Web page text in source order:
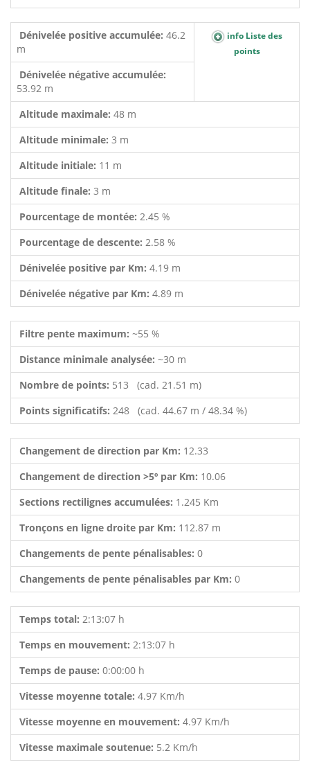
Dénivelée positive accumulée: 46.2
m
info Liste des
points
Dénivelée négative accumulée:
53.92 m
Altitude maximale: 48 m
Altitude minimale: 3 m
Altitude initiale: 11 m
Altitude finale: 3 m
Pourcentage de montée: 2.45 %
Pourcentage de descente: 2.58 %
Dénivelée positive par Km: 4.19 m
Dénivelée négative par Km: 4.89 m
Filtre pente maximum: ~55 %
Distance minimale analysée: ~30 m
Nombre de points: 513 (cad. 21.51 m)
Points significatifs: 248 (cad. 44.67 m / 48.34 %)
Changement de direction par Km: 12.33
Changement de direction >5º par Km: 10.06
Sections rectilignes accumulées: 1.245 Km
Tronçons en ligne droite par Km: 112.87 m
Changements de pente pénalisables: 0
Changements de pente pénalisables par Km: 0
Temps total: 2:13:07 h
Temps en mouvement: 2:13:07 h
Temps de pause: 0:00:00 h
Vitesse moyenne totale: 4.97 Km/h
Vitesse moyenne en mouvement: 4.97 Km/h
Vitesse maximale soutenue: 5.2 Km/h